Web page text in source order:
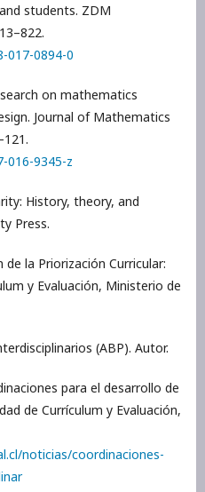
students. ZDM
017-0894-0
on mathematics
Journal of Mathematics
016-9345-z
History, theory, and
Press.
la Priorización Curricular:
y Evaluación, Ministerio de
(ABP). Autor.
para el desarrollo de
de Currículum y Evaluación,
noticias/coordinaciones-